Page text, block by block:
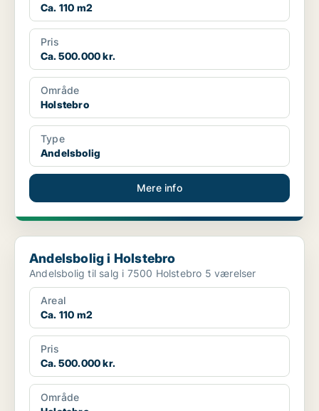
Ca. 110 m2
Pris
Ca. 500.000 kr.
Område
Holstebro
Type
Andelsbolig
Mere info
Andelsbolig i Holstebro
Andelsbolig i Holstebro
Andelsbolig til salg i 7500 Holstebro 5 værelser
Areal
Ca. 110 m2
Pris
Ca. 500.000 kr.
Område